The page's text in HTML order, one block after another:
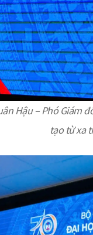
Hậu – Phó
tạo từ xa